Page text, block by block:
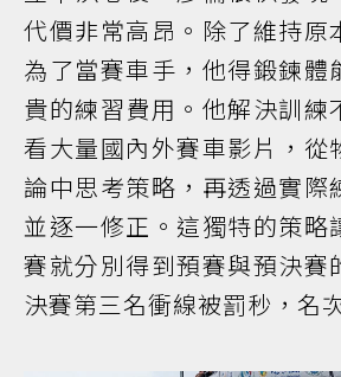
代價非常高昂。除了維持原
為了當賽車手，他得鍛鍊體
貴的練習費用。他解決訓練
看大量國內外賽車影片，從
論中思考策略，再透過實際
並逐一修正。這獨特的策略
賽就分別得到預賽與預決賽
決賽第三名衝線被罰秒，名